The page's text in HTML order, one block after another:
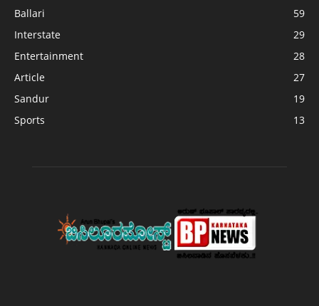
Ballari
59
Interstate
29
Entertainment
28
Article
27
Sandur
19
Sports
13